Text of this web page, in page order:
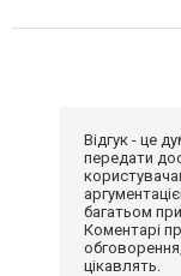
Відгук - це
передати
багатьом
Коментарі
цікавлять.